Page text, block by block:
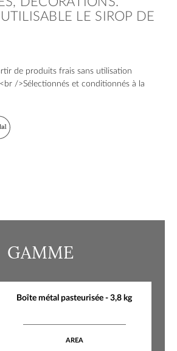
LE SIROP DE
de produits frais sans utilisation
/>Sélectionnés et conditionnés à la
GAMME
Boîte métal pasteurisée - 3,8 kg
AREA